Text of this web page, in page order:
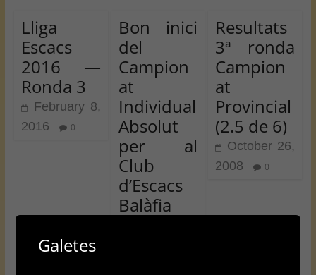
Lliga
Escacs
2016 —
Ronda 3
February 8,
2016
0
Bon inici
del
Campion
at
Individual
Absolut
per al
Club
d’Escacs
Balàfia
Resultats
3ª ronda
Campion
at
Provincial
(2.5 de 6)
October 26,
2008
0
Galetes